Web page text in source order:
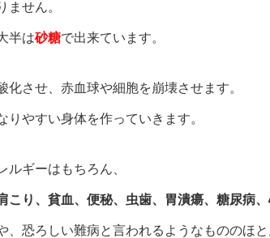
ません。
半は砂糖で出来ています。
化させ、赤血球や細胞を崩壊させます。
りやすい身体を作っていきます。
ルギーはもちろん、
こり、貧血、便秘、虫歯、胃潰瘍、 糖尿病
、恐ろしい難病と言われるようなもののほと